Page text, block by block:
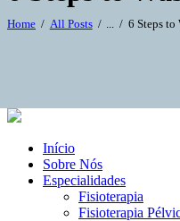
Home All Posts 6 Steps to
Início
Sobre Nós
Especialidades
Fisioterapia
Fisioterapia